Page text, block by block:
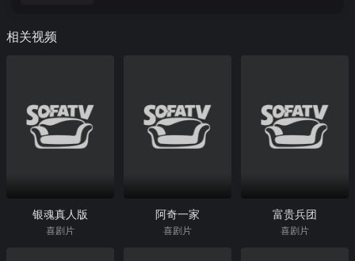
相关视频
银魂真人版
喜剧片
阿奇一家
喜剧片
富贵兵团
喜剧片